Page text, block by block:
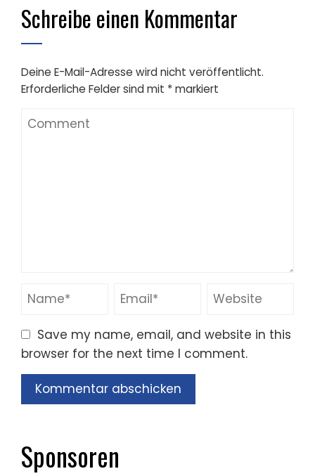
Schreibe einen Kommentar
Deine E-Mail-Adresse wird nicht veröffentlicht.
Erforderliche Felder sind mit *markiert
Save my name, email, and website in this
browser for the next time I comment.
Sponsoren